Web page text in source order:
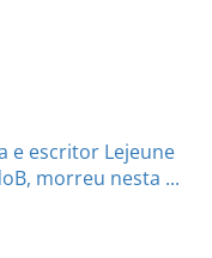
e escritor Lejeune
morreu nesta ...